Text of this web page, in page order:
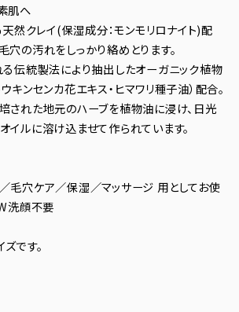
肌へ
然クレイ(保湿成分：モンモリロナイト)配
穴の汚れをしっかり絡めとります。
る伝統製法により抽出したオーガニック植物
キンセンカ花エキス・ヒマワリ種子油）配合。
された地元のハーブを植物油に浸け、日光
イルに溶け込ませて作られています。
毛穴ケア／保湿／マッサージ 用としてお使
洗顔不要
です。